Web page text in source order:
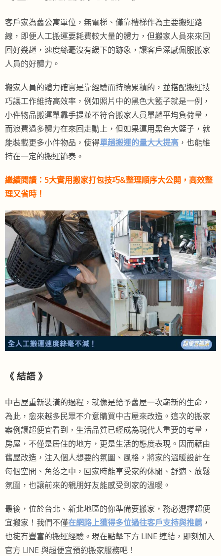
客戶家為舊公寓單位，無電梯、僅靠樓梯作為主要搬運路
線，即便人工搬運要耗費較大量的體力，但搬家人員來來回
回好幾趟，速度絲毫沒有緩下的跡象，讓客戶深感佩服搬家
人員的好體力。
搬家人員的體力確實是靠經驗而持續累積的，並搭配搬運技
巧讓工作維持高效率，例如照片中的黑色大籃子就是一例，
小件物品搬運單靠手提並不符合搬家人員單趟平均負荷量，
而浪費過多體力在來回走動上，但如果運用黑色大籃子，就
能裝載更多小件物品，使得單趟搬運的量大大提高 ，也能維
持在一定的搬運節奏。
繼續閱讀： 5大實用搬家打包技巧&整理順序大公開，高效整
理又省時！
《 結語 》
中古屋重新裝潢的過程，就像是給予舊屋一次嶄新的生命，
為此，愈來越多民眾不介意購買中古屋來改造。這次的搬家
案例讓超便宜看到，生活品質已經成為現代人重要的考量，
房屋，不僅是居住的地方，更是生活的態度表現。因而藉由
舊屋改造，注入個人想要的氛圍、風格，將家的溫暖設計在
每個空間、角落之中，回家時能享受家的休閒、舒適、放鬆
氛圍，也讓前來的親朋好友能感受到家的溫暖。
最後，位於台北、新北地區的你準備要搬家，務必選擇超便
宜搬家！我們不僅在網路上獲得多位過往客戶支持與推薦 ，
也擁有豐富的搬運經驗。現在點擊下方 LINE 連結，即刻加入
官方 LINE 與超便宜預約搬家服務吧！